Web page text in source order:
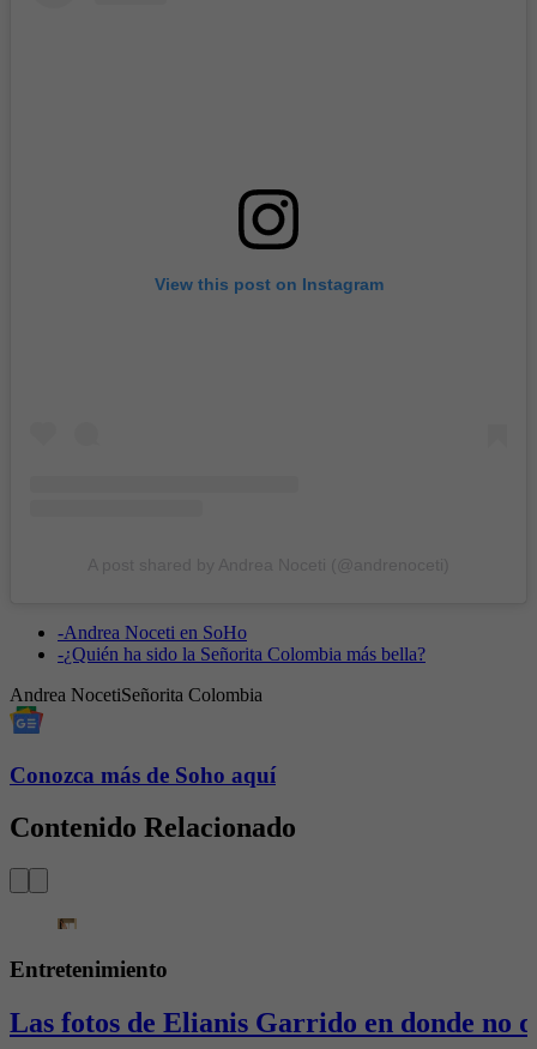
View this post on Instagram
-Andrea Noceti en SoHo
-¿Quién ha sido la Señorita Colombia más bella?
Andrea NocetiSeñorita Colombia
Conozca más de Soho aquí
Contenido Relacionado
Entretenimiento
Las fotos de Elianis Garrido en donde no